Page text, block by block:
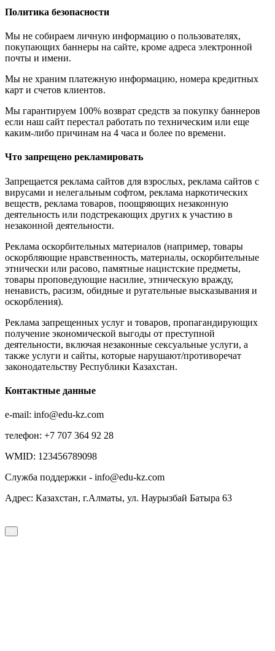
Политика безопасности
Мы не собираем личную информацию о пользователях,
покупающих баннеры на сайте, кроме адреса электронной
почты и имени.
Мы не храним платежную информацию, номера кредитных
карт и счетов клиентов.
Мы гарантируем 100% возврат средств за покупку баннеров
если наш сайт перестал работать по техническим или еще
каким-либо причинам на 4 часа и более по времени.
Что запрещено рекламировать
Запрещается реклама сайтов для взрослых, реклама сайтов с
вирусами и нелегальным софтом, реклама наркотических
веществ, реклама товаров, поощряющих незаконную
деятельность или подстрекающих других к участию в
незаконной деятельности.
Реклама оскорбительных материалов (например, товары
оскорбляющие нравственность, материалы, оскорбительные
этнически или расово, памятные нацистские предметы,
товары проповедующие насилие, этническую вражду,
ненависть, расизм, обидные и ругательные высказывания и
оскорбления).
Реклама запрещенных услуг и товаров, пропагандирующих
получение экономической выгоды от преступной
деятельности, включая незаконные сексуальные услуги, а
также услуги и сайты, которые нарушают/противоречат
законодательству Республики Казахстан.
Контактные данные
e-mail: info@edu-kz.com
телефон: +7 707 364 92 28
WMID: 123456789098
Служба поддержки - info@edu-kz.com
Адрес: Казахстан, г.Алматы, ул. Наурызбай Батыра 63